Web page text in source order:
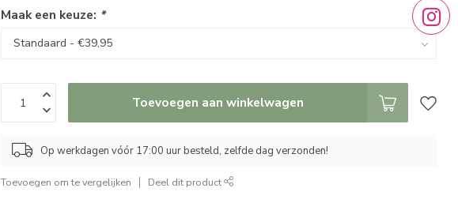
Maak een keuze: *
Toevoegen aan winkelwagen
Op werkdagen vóór 17:00 uur besteld, zelfde dag verzonden!
Toevoegen om te vergelijken Deel dit product